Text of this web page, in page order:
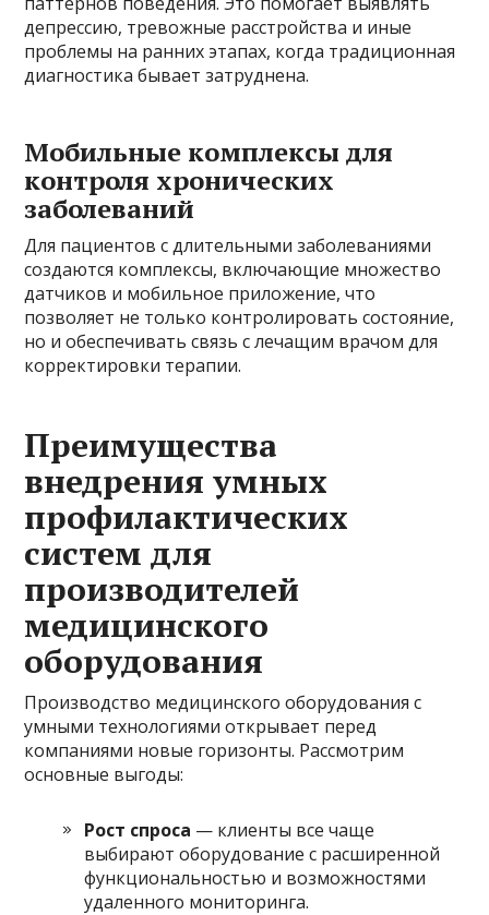
депрессию, тревожные расстройства и иные
проблемы на ранних этапах, когда традиционная
диагностика бывает затруднена.
Мобильные комплексы для
контроля хронических
заболеваний
Для пациентов с длительными заболеваниями
создаются комплексы, включающие множество
датчиков и мобильное приложение, что
позволяет не только контролировать состояние,
но и обеспечивать связь с лечащим врачом для
корректировки терапии.
Преимущества
внедрения умных
профилактических
систем для
производителей
медицинского
оборудования
Производство медицинского оборудования с
умными технологиями открывает перед
компаниями новые горизонты. Рассмотрим
основные выгоды:
Рост спроса — клиенты все чаще
выбирают оборудование с расширенной
функциональностью и возможностями
удаленного мониторинга.